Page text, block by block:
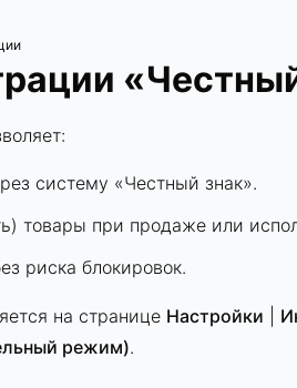
систему «Честный знак».
товары при продаже или
риска блокировок.
на странице Настройки
режим).